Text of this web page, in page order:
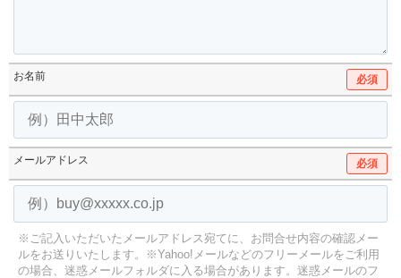
お名前 必須
メールアドレス 必須
※ご記入いただいたメールアドレス宛てに、お問合せ内容の確認メー
ルをお送りいたします。
※Yahoo!メールなどのフリーメールをご利用
の場合、迷惑メールフォルダに入る場合があります。 迷惑メールのフ